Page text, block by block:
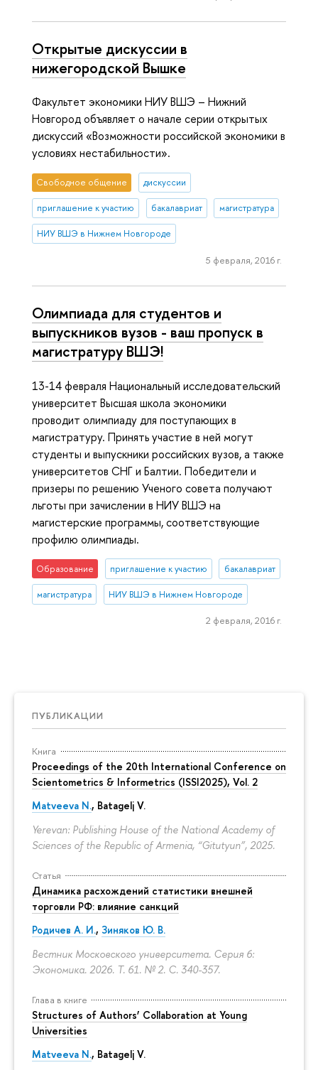
ПУБЛИКАЦИИ
Книга
Proceedings of the 20th International Conference on
Scientometrics & Informetrics (ISSI2025), Vol. 2
Matveeva N., Batagelj V.
Yerevan: Publishing House of the National Academy of
Sciences of the Republic of Armenia, “Gitutyun”, 2025.
Статья
Динамика расхождений статистики внешней
торговли РФ: влияние санкций
Родичев А. И., Зиняков Ю. В.
Вестник Московского университета. Серия 6:
Экономика. 2026. Т. 61. № 2. С. 340-357.
Глава в книге
Structures of Authors’ Collaboration at Young
Universities
Matveeva N., Batagelj V.
Открытые дискуссии в
нижегородской Вышке
Факультет экономики НИУ ВШЭ – Нижний
Новгород объявляет о начале серии открытых
дискуссий «Возможности российской экономики в
условиях нестабильности».
Свободное общение дискуссии
приглашение к участию бакалавриат магистратура
НИУ ВШЭ в Нижнем Новгороде
5 февраля, 2016 г.
Олимпиада для студентов и
выпускников вузов - ваш пропуск в
магистратуру ВШЭ!
13-14 февраля Национальный исследовательский
университет Высшая школа экономики
проводит олимпиаду для поступающих в
магистратуру. Принять участие в ней могут
студенты и выпускники российских вузов, а также
университетов СНГ и Балтии. Победители и
призеры по решению Ученого совета получают
льготы при зачислении в НИУ ВШЭ на
магистерские программы, соответствующие
профилю олимпиады.
Образование приглашение к участию бакалавриат
магистратура НИУ ВШЭ в Нижнем Новгороде
2 февраля, 2016 г.